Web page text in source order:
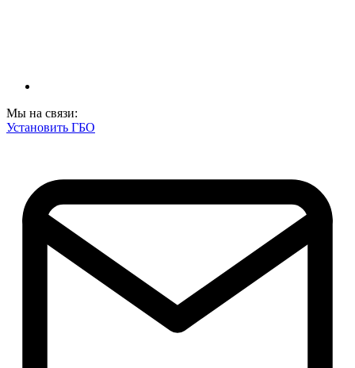
Мы на связи:
Установить ГБО